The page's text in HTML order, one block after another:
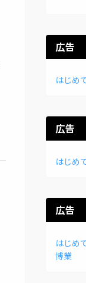
広告
はじめ
広告
はじめ
広告
はじめ
博業